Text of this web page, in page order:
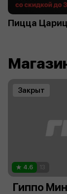
Пицца
Закрыт
4.6 13
Гиппо